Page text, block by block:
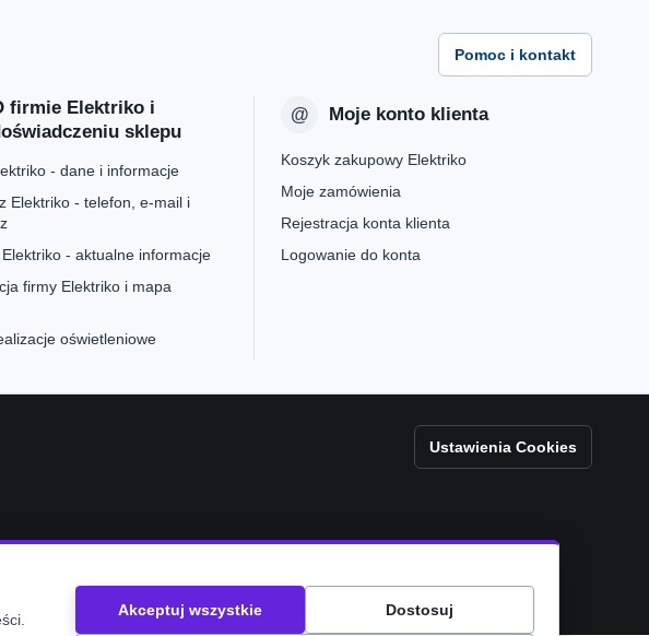
Pomoc i kontakt
firmie Elektriko i
sklepu
- dane i informacje
Elektriko - telefon, e-mail i
- aktualne informacje
firmy Elektriko i mapa
oświetleniowe
Moje konto klienta
Koszyk zakupowy Elektriko
Moje zamówienia
Rejestracja konta klienta
Logowanie do konta
Ustawienia Cookies
Akceptuj wszystkie Dostosuj